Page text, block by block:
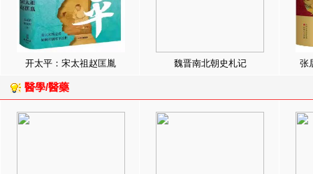
开太平：宋太祖赵匡胤 魏晋南北朝史札记 张
醫學/醫藥